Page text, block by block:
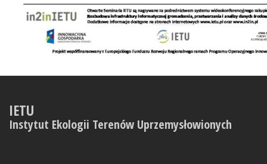
IETU
Instytut Ekologii Terenów Uprzemysłowionych